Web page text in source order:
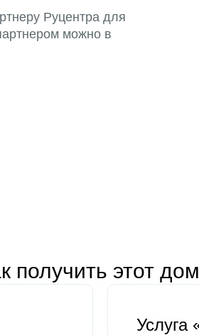
Руцентра для
можно в
получить этот
Услуга